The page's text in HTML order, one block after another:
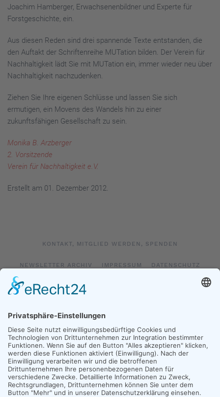
Joachim Hamberger, Erwachsenenbildner und Experte für
Forstgeschichte, ein.
Aus diesen Reden sind drei spannende Texte entstanden, die
den Auftakt der Schriftenreihe MUTation bilden. Der Verein für
Nachhaltigkeit lädt Sie mit MUTation ein, immer wieder neu über
Nachhaltigkeit nachzudenken.
Ziehen Sie Ihre eigenen Schlüsse und lassen Sie sich
ermutigen, ein Movens des Wandels hin zu einer
zukunftsfähigen Gesellschaft zu sein.
Monika B. Arzberger
2. Vorsitzende
Verein für Nachhaltigkeit e.V.
Erstellt am 01. Dezember 2012.
KONTAKT, MITGLIED WERDEN, SPENDEN
NEWSLETTER ARCHIV IMPRESSUM DATENSCHUTZ
LOGIN IMPRESSUM SOCIAL MEDIA